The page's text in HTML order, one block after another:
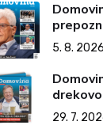
5. 8.
29. 7.